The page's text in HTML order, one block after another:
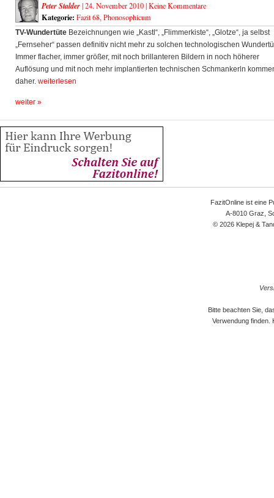
Peter Stalder| 24. November 2010 |Keine Kommentare
Kategorie: Fazit 68, Phonosophicum
TV-Wundertüte Bezeichnungen wie „Kastl“, „Flimmerkiste“, „Glotze“, ja selbst
„Fernseher“ passen definitiv nicht mehr zu solchen technologischen
Immer flacher, immer größer, mit noch brillanteren Bildern in noch höherer
Auflösung und mit noch mehr implantierten technischen Schmankerln
daher. weiterlesen
weiter »
FazitOnline ist eine
A-8010 Graz,
© 2026 Klepej &
Bitte beachten Sie,
Verwendung finden.